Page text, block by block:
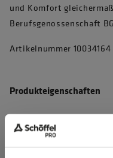
und Komfort
Berufsgenossenschaft
Artikelnummer
Produkteigenschaften
4D Body Mapping für
Waschbar bei 60°C,